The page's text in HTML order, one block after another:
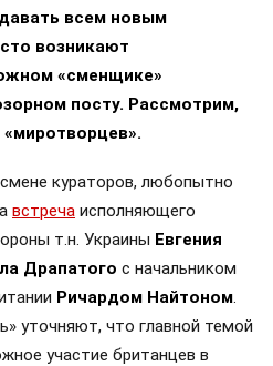
всем новым
возникают
«сменщике»
посту. Рассмотрим,
кураторов, любопытно
встреча исполняющего
т.н. Украины Евгения
Драпатого с начальником
Ричардом Найтоном.
уточняют, что главной темой
участие британцев в